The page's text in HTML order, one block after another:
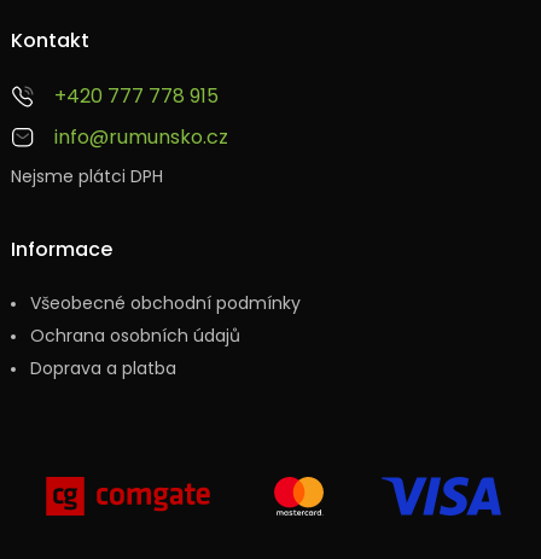
Informace
Všeobecné obchodní podmínky
Ochrana osobních údajů
Doprava a platba
Kontakt
+420 777 778 915
info@rumunsko.cz
Nejsme plátci DPH